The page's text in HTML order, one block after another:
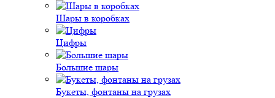
Шары в коробках
Цифры
Большие шары
Букеты, фонтаны на грузах